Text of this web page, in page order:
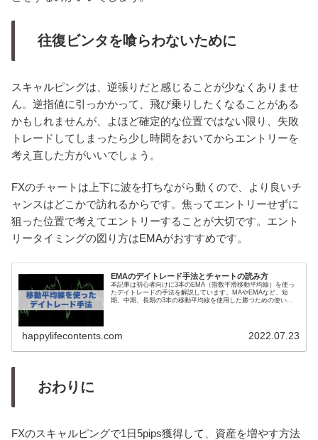
往復ビンタを喰らわないために
スキャルピングは、逆張りだと感じることが少なくありませ
ん。逆指値に引っかかって、飛び乗りしたくなることがある
かもしれませんが、よほど確定的な位置ではない限り、失敗
トレードしてしまったら少し時間をおいてからエントリーを
考え直した方がいいでしょう。
FXのチャートは上下に波を打ちながら動くので、より良いチ
ャンスはどこかで訪れるからです。焦ってエントリーせずに
狙った位置で考えてエントリーすることが大切です。エント
リータイミングの図り方はEMAがおすすめです。
EMAのデイトレード手法とチャートの読み方
本記事は初心者向けに3本のEMA（指数平滑移動平均線）を使っ
たデイトレードの手法を解説しています。MAやEMAなど、短
期、中期、長期の3本の移動平均線を使用した勝つための使い方
happylifecontents.com 2022.07.23
おわりに
FXのスキャルピングで1日5pips獲得して、資産を増やす方法